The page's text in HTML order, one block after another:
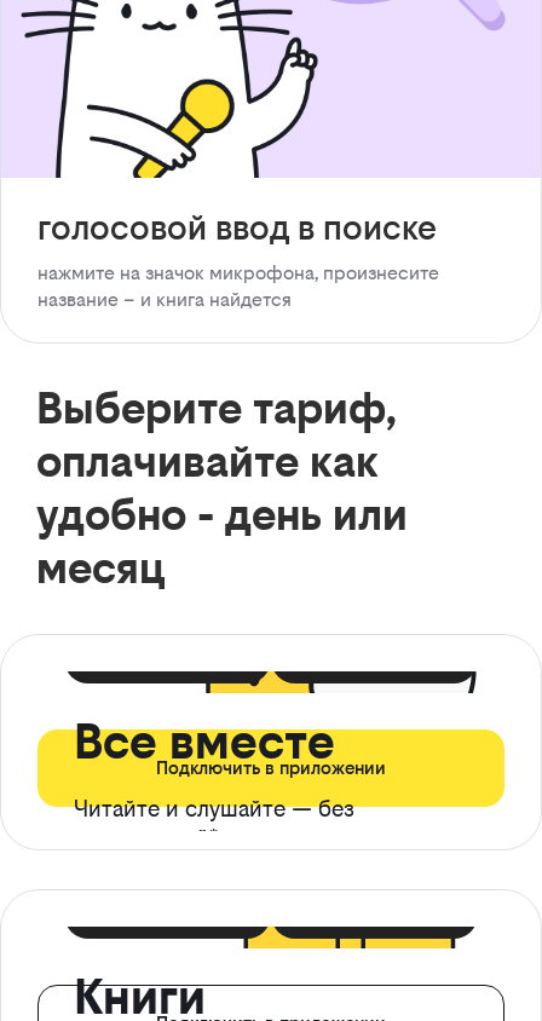
голосовой ввод в поиске
нажмите на значок микрофона, произнесите
название – и книга найдется
Выберите тариф,
оплачивайте как
удобно - день или
месяц
Все вместе
Читайте и слушайте — без
ограничений*
Подключить в приложении
Книги